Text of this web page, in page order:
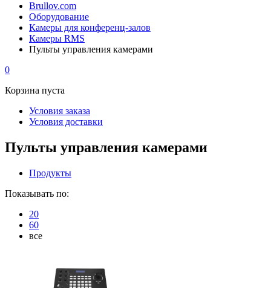
Brullov.com
Оборудование
Камеры для конференц-залов
Камеры RMS
Пульты управления камерами
0
Корзина пуста
Условия заказа
Условия доставки
Пульты управления камерами
Продукты
Показывать по:
20
60
все